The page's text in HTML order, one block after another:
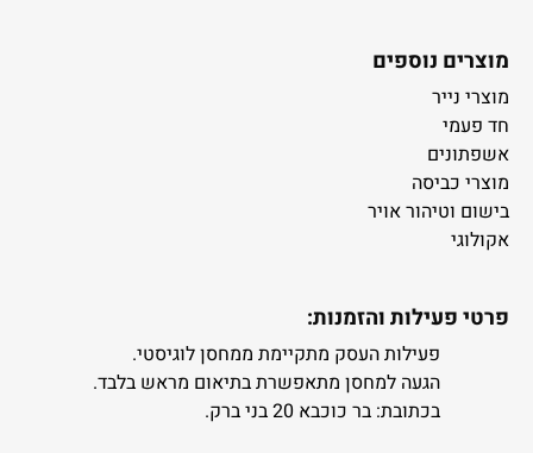
מוצרים נוספים
מוצרי נייר
חד פעמי
אשפתונים
מוצרי כביסה
בישום וטיהור אויר
אקולוגי
פרטי פעילות והזמנות:
פעילות העסק מתקיימת ממחסן לוגיסטי.
הגעה למחסן מתאפשרת בתיאום מראש בלבד.
בכתובת: בר כוכבא 20 בני ברק.